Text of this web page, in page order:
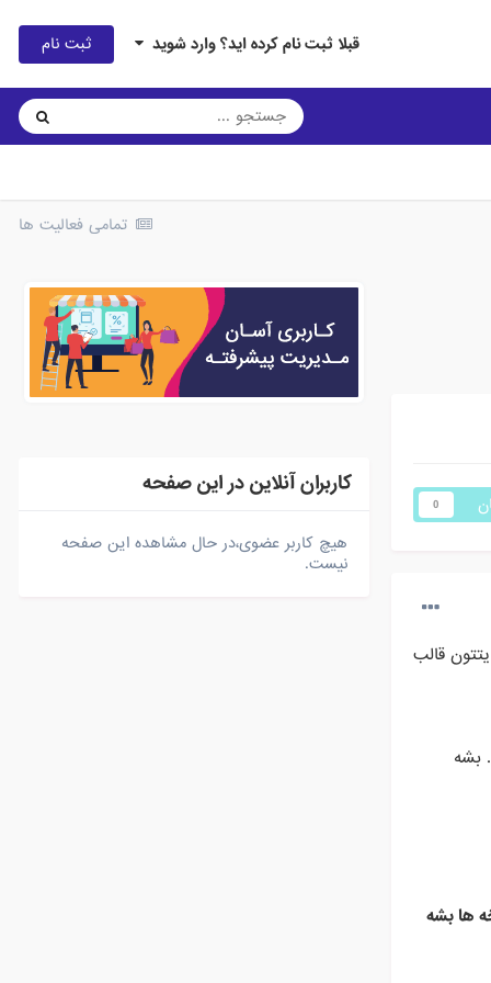
قبلا ثبت نام کرده اید؟ وارد شوید ثبت نام
تمامی فعالیت ها
0
قالب
بشه
ها بشه
کاربران آنلاین در این صفحه
هیچ کاربر عضوی،در حال مشاهده این صفحه
نیست.